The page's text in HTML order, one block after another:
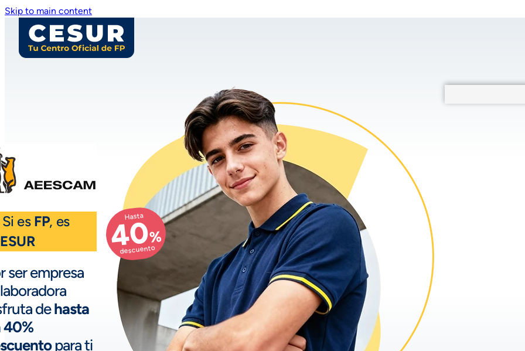
Skip to main content
es FP, es
ser empresa
dehasta
40%
para ti
Hasta
40%
descuento